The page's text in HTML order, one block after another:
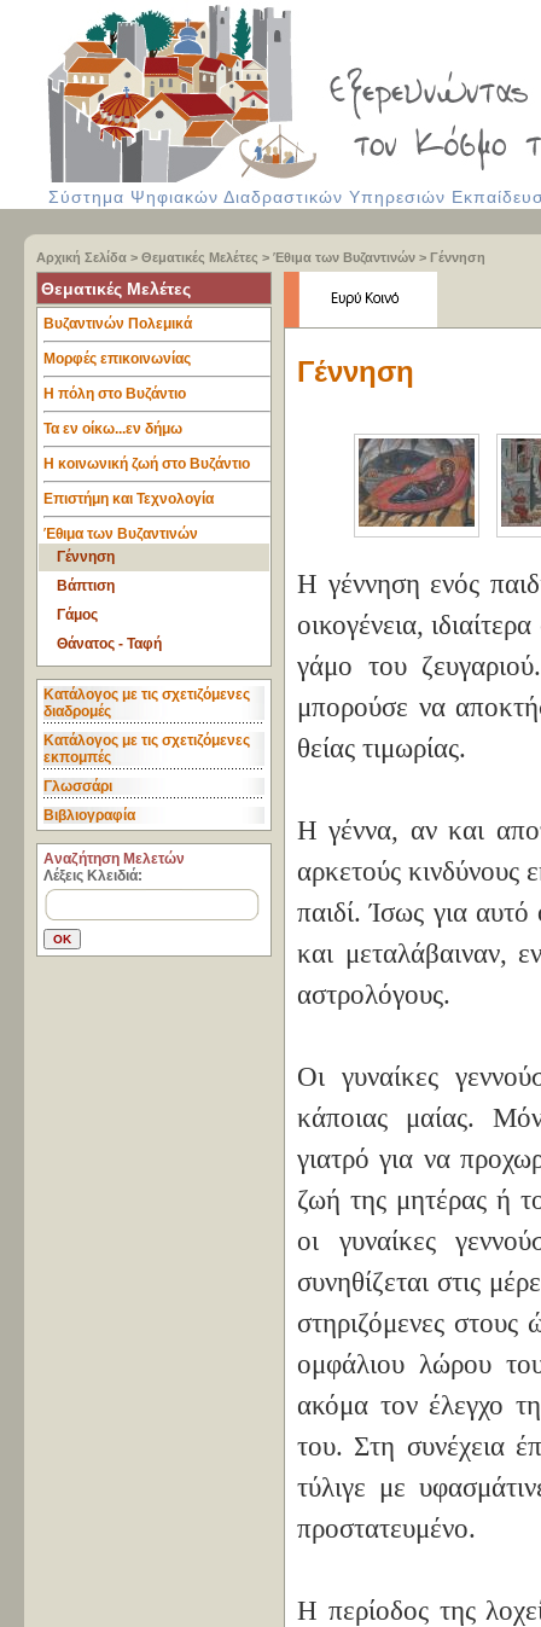
Σύστημα Ψηφιακών Διαδραστικών Υπηρεσιών
Αρχική Σελίδα > Θεματικές Μελέτες > Έθιμα των Βυζαντινών > Γέννηση
Θεματικές Μελέτες
Βυζαντινών Πολεμικά
Μορφές επικοινωνίας
Η πόλη στο Βυζάντιο
Τα εν οίκω...εν δήμω
Η κοινωνική ζωή στο Βυζάντιο
Επιστήμη και Τεχνολογία
Έθιμα των Βυζαντινών
Γέννηση
Βάπτιση
Γάμος
Θάνατος - Ταφή
Κατάλογος με τις σχετιζόμενες
διαδρομές
Κατάλογος με τις σχετιζόμενες
εκπομπές
Γλωσσάρι
Βιβλιογραφία
Aναζήτηση Μελετών
Λέξεις Κλειδιά:
Γέννηση
Η γέννηση ενός
οικογένεια,
γάμο του
μπορούσε να
θείας τιμωρίας.
Η γέννα, αν και
αρκετούς κινδύνους
παιδί. Ίσως για αυτό
και μεταλάβαιναν,
αστρολόγους.
Οι γυναίκες
κάποιας μαίας.
γιατρό για να
ζωή της μητέρας ή
οι γυναίκες
συνηθίζεται στις
στηριζόμενες
ομφάλιου λώρου
ακόμα τον έλεγχο
του. Στη συνέχεια
τύλιγε με
προστατευμένο.
Η περίοδος της